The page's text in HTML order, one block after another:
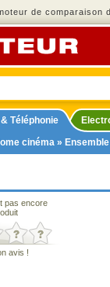
de comparaison
& Téléphonie
cinéma »
pas encore
avis !